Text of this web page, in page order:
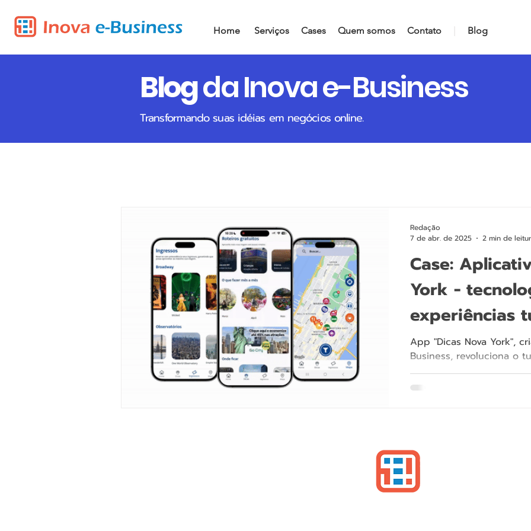
Home Serviços Cases Quem somos Contato Blog
Blogda Inova e-Business
Transformando suas idéias em negócios online.
Case:
York -
experiências
App "Dicas Nova York",
Business, revoluciona o
recomendações
de chips.
Redação
7 de abr. de 2025
2 min de